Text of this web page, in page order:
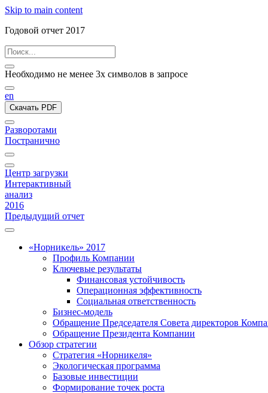
Skip to main content
Годовой отчет 2017
Необходимо не менее 3х символов в запросе
en
Скачать PDF
Разворотами
Постранично
Центр загрузки
Интерактивный
анализ
2016
Предыдущий отчет
«Норникель» 2017
Профиль Компании
Ключевые результаты
Финансовая устойчивость
Операционная эффективность
Социальная ответственность
Бизнес-модель
Обращение Председателя Совета директоров
Обращение Президента Компании
Обзор стратегии
Стратегия «Норникеля»
Экологическая программа
Базовые инвестиции
Формирование точек роста